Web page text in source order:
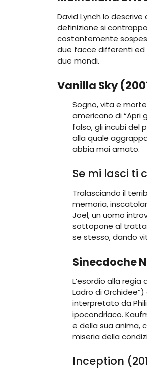
David Lynch lo
definizione si
costantemente
due facce differenti ed
due mondi.
Vanilla Sky
Sogno, vita e
americano di “Apri
falso, gli incubi del
alla quale
abbia mai amato.
Se mi lasci ti
Tralasciando il
memoria,
Joel, un uomo
sottopone al
se stesso, dando
Sinecdoche
L’esordio alla regia
Ladro di
interpretato da
ipocondriaco.
e della sua anima,
miseria della
Inception